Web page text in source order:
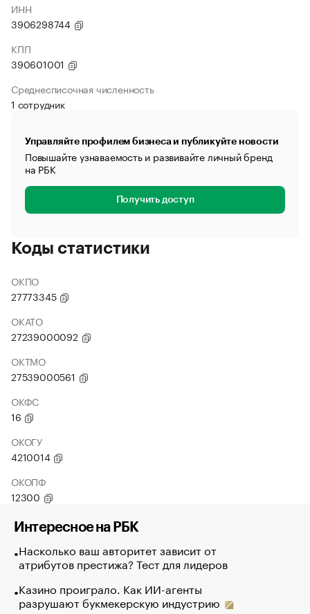
ИНН
3906298744
КПП
390601001
Среднесписочная численность
1 сотрудник
Управляйте профилем бизнеса и публикуйте новости
Повышайте узнаваемость и развивайте личный бренд
на РБК
Получить доступ
Коды статистики
ОКПО
27773345
ОКАТО
27239000092
ОКТМО
27539000561
ОКФС
16
ОКОГУ
4210014
ОКОПФ
12300
Интересное на РБК
Насколько ваш авторитет зависит от
атрибутов престижа? Тест для лидеров
Казино проиграло. Как ИИ-агенты
разрушают букмекерскую индустрию